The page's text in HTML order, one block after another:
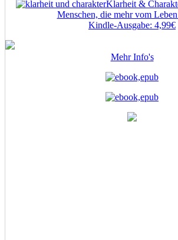
Klarheit &
Menschen, die mehr vom
Kindle-Ausgabe: 4,99€
Mehr Info's